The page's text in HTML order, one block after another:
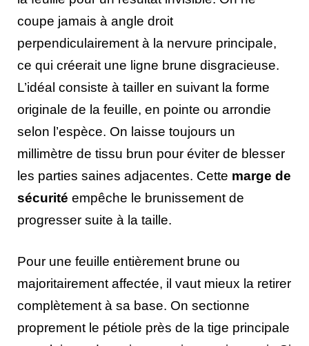
coupe jamais à angle droit
perpendiculairement à la nervure principale,
ce qui créerait une ligne brune disgracieuse.
L’idéal consiste à tailler en suivant la forme
originale de la feuille, en pointe ou arrondie
selon l’espèce. On laisse toujours un
millimètre de tissu brun pour éviter de blesser
les parties saines adjacentes. Cette marge de
sécurité empêche le brunissement de
progresser suite à la taille.
Pour une feuille entièrement brune ou
majoritairement affectée, il vaut mieux la retirer
complètement à sa base. On sectionne
proprement le pétiole près de la tige principale